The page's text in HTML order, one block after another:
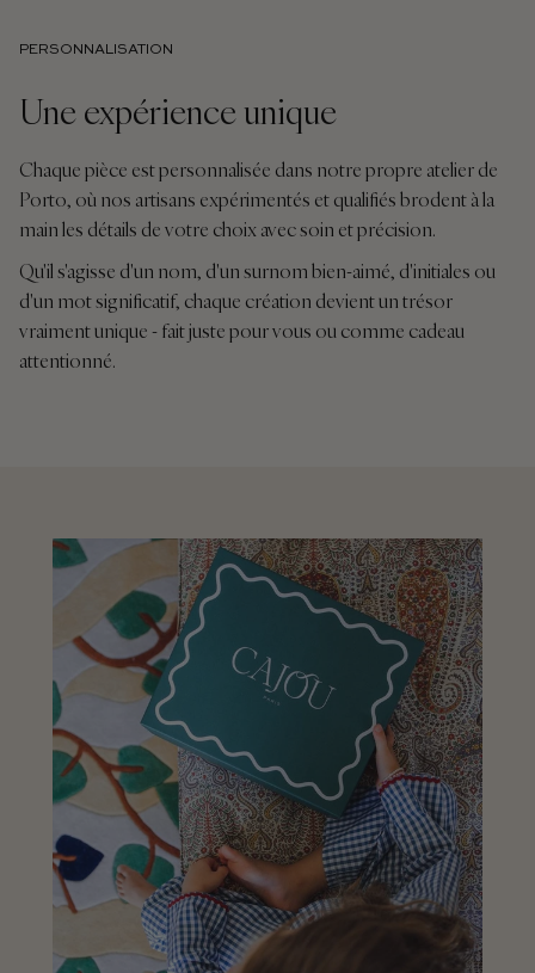
PERSONNALISATION
Une expérience unique
Chaque pièce est personnalisée dans notre propre atelier de
Porto, où nos artisans expérimentés et qualifiés brodent à la
main les détails de votre choix avec soin et précision.
Qu'il s'agisse d'un nom, d'un surnom bien-aimé, d'initiales ou
d'un mot significatif, chaque création devient un trésor
vraiment unique - fait juste pour vous ou comme cadeau
attentionné.